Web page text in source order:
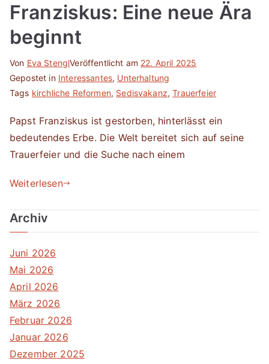
Franziskus: Eine neue Ära
beginnt
Von Eva StenglVeröffentlicht am 22. April 2025
Gepostet in Interessantes, Unterhaltung
Tags kirchliche Reformen, Sedisvakanz,Trauerfeier
Papst Franziskus ist gestorben, hinterlässt ein
bedeutendes Erbe. Die Welt bereitet sich auf seine
Trauerfeier und die Suche nach einem
Weiterlesen
Archiv
Juni 2026
Mai 2026
April 2026
März 2026
Februar 2026
Januar 2026
Dezember 2025